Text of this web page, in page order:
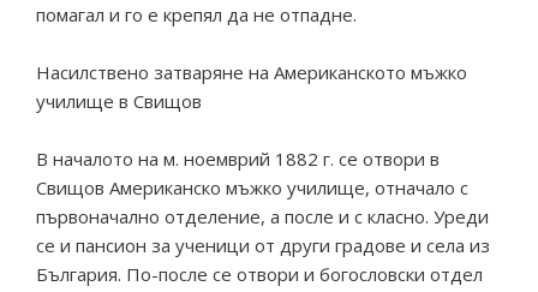
помагал и го е крепял да не отпадне.
Насилствено затваряне на Американското мъжко
училище в Свищов
В началото на м. ноемврий 1882 г. се отвори в
Свищов Американско мъжко училище, отначало с
първоначално отделение, а после и с класно. Уреди
се и пансион за ученици от други градове и села из
България. По-после се отвори и богословски отдел